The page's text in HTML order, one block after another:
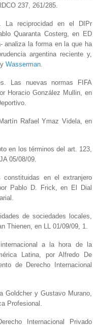
237, 261/285.
La reciprocidad en el DIPr
Quaranta Costerg, en ED
analiza la forma en la que ha
argentina reciente y,
y Wasserman
Las nuevas normas FIFA
Horacio González Mullin, en
Rafael Ymaz Videla, en
en los términos del art. 123,
05/08/09.
en el extranjero
Pablo D. Frick, en El Dial
de sociedades locales,
Thienen, en LL 01/09/09, 1.
a la hora de la
Latina, por Alfredo De
de Derecho Internacional
Goldcher y Gustavo Murano,
Profesional.
Internacional Privado